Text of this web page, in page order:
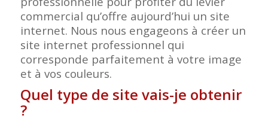
commercial qu’offre aujourd’hui un site
internet. Nous nous engageons à créer un
site internet professionnel qui
corresponde parfaitement à votre image
et à vos couleurs.
Quel type de site vais-je obtenir
?